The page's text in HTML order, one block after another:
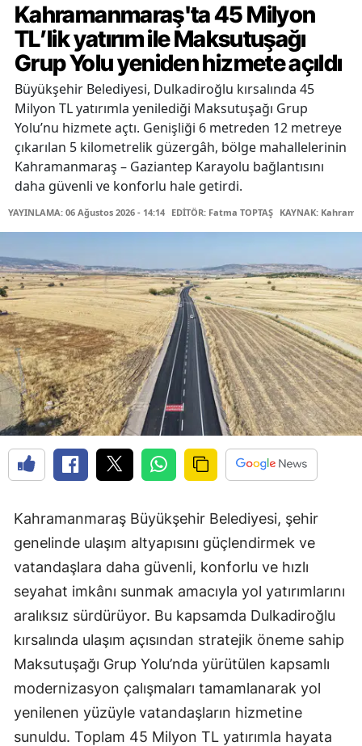
Kahramanmaraş'ta 45 Milyon
TL’lik yatırım ile Maksutuşağı
Grup Yolu yeniden hizmete açıldı
Büyükşehir Belediyesi, Dulkadiroğlu kırsalında 45
Milyon TL yatırımla yenilediği Maksutuşağı Grup
Yolu’nu hizmete açtı. Genişliği 6 metreden 12 metreye
çıkarılan 5 kilometrelik güzergâh, bölge mahallelerinin
Kahramanmaraş – Gaziantep Karayolu bağlantısını
daha güvenli ve konforlu hale getirdi.
YAYINLAMA: 06 Ağustos 2026 - 14:14 EDİTÖR: Fatma TOPTAŞ KAYNAK:
Kahramanmaraş Büyükşehir Belediyesi, şehir
genelinde ulaşım altyapısını güçlendirmek ve
vatandaşlara daha güvenli, konforlu ve hızlı
seyahat imkânı sunmak amacıyla yol yatırımlarını
aralıksız sürdürüyor. Bu kapsamda Dulkadiroğlu
kırsalında ulaşım açısından stratejik öneme sahip
Maksutuşağı Grup Yolu’nda yürütülen kapsamlı
modernizasyon çalışmaları tamamlanarak yol
yenilenen yüzüyle vatandaşların hizmetine
sunuldu. Toplam 45 Milyon TL yatırımla hayata